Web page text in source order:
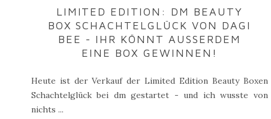
LIMITED EDITION: DM BEAUTY
BOX SCHACHTELGLÜCK VON DAGI
BEE - IHR KÖNNT AUSSERDEM E
INE BOX GEWINNEN!
Heute ist der Verkauf der Limited Edition Beauty Boxen
Schachtelglück bei dm gestartet - und ich wusste von
nichts ...